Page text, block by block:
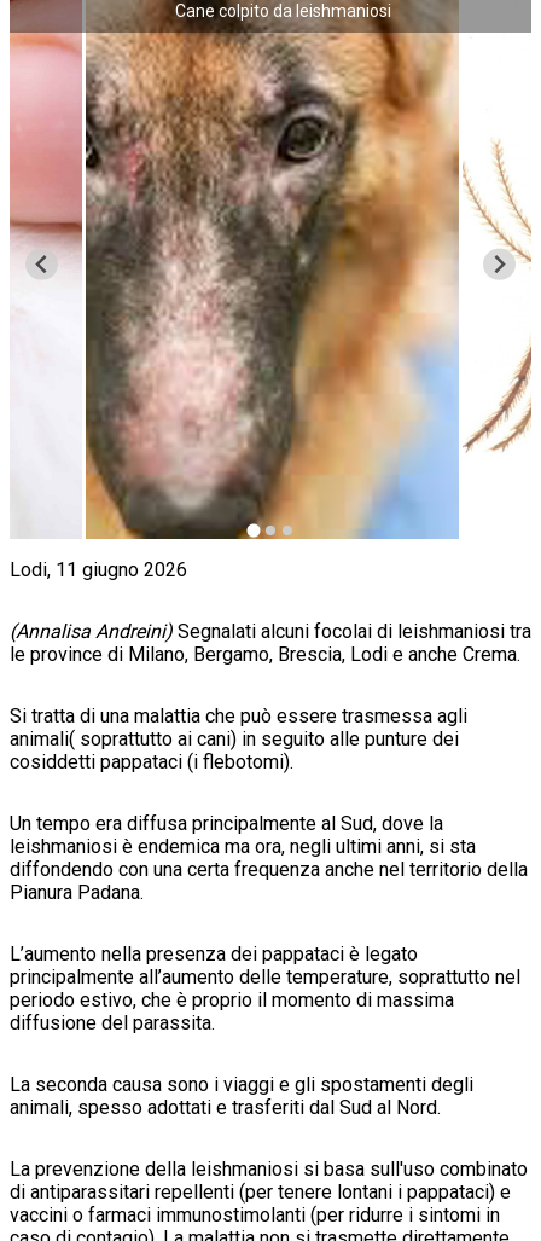
Cane colpito da leishmaniosi
Lodi, 11 giugno 2026
(Annalisa Andreini) Segnalati alcuni focolai di leishmaniosi tra
le province di Milano, Bergamo, Brescia, Lodi e anche Crema.
Si tratta di una malattia che può essere trasmessa agli
animali( soprattutto ai cani) in seguito alle punture dei
cosiddetti pappataci (i flebotomi).
Un tempo era diffusa principalmente al Sud, dove la
leishmaniosi è endemica ma ora, negli ultimi anni, si sta
diffondendo con una certa frequenza anche nel territorio della
Pianura Padana.
L’aumento nella presenza dei pappataci è legato
principalmente all’aumento delle temperature, soprattutto nel
periodo estivo, che è proprio il momento di massima
diffusione del parassita.
La seconda causa sono i viaggi e gli spostamenti degli
animali, spesso adottati e trasferiti dal Sud al Nord.
La prevenzione della leishmaniosi si basa sull'uso combinato
di antiparassitari repellenti (per tenere lontani i pappataci) e
vaccini o farmaci immunostimolanti (per ridurre i sintomi in